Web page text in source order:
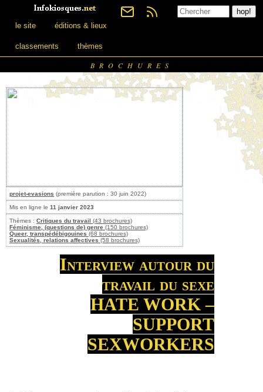
le site éditions & lieux
classements thèmes
BROCHURES
projet-evasions (première parution : 30 juin 2022)
Mis en ligne le 11 janvier 2023
Thèmes : Critiques du travail (43 brochures)
Féminisme, (questions de) genre (150 brochures)
Queer, transpédébigouines (68 brochures)
Sexualités, relations affectives (58 brochures)
Interview autour du
travail du sexe
HATE WORK –
SUPPORT
SEXWORKERS